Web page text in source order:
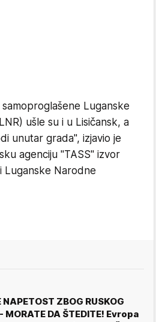
Luganske
ušle su i u Lisičansk, a
unutar grada", izjavio je
agenciju "TASS" izvor
Luganske Narodne
NAPETOST ZBOG RUSKOG
MORATE DA ŠTEDITE! Evropa